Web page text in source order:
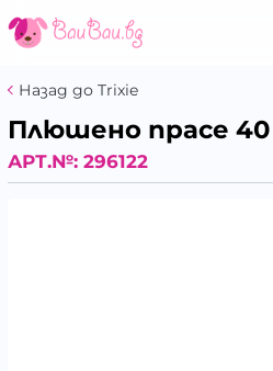
Назад до Trixie
Плюшено прасе 40
АРТ.№: 296122